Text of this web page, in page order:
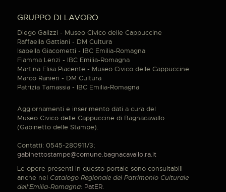
GRUPPO DI LAVORO
Diego Galizzi - Museo Civico delle Cappuccine
Raffaella Gattiani - DM Cultura
Isabella Giacometti - IBC Emilia-Romagna
Fiamma Lenzi - IBC Emilia-Romagna
Martina Elisa Piacente - Museo Civico delle Cappuccine
Marco Ranieri - DM Cultura
Patrizia Tamassia - IBC Emilia-Romagna
Aggiornamenti e inserimento dati a cura del
Museo Civico delle Cappuccine di Bagnacavallo
(Gabinetto delle Stampe).
Contatti: 0545-280911/3;
gabinettostampe@comune.bagnacavallo.ra.it
Le opere presenti in questo portale sono consultabili
anche nel Catalogo Regionale del Patrimonio Culturale
dell'Emilia-Romagna: PatER.